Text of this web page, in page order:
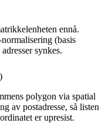
ennå.
(basis
synkes.
)
polygon via spatial
av postadresse, så listen
er upresist.